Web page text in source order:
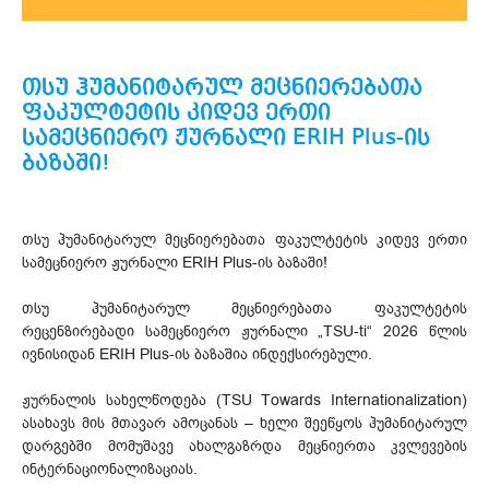
თსუ ჰუმანიტარულ მეცნიერებათა
ფაკულტეტის კიდევ ერთი
სამეცნიერო ჟურნალი ERIH Plus-ის
ბაზაში!
თსუ ჰუმანიტარულ მეცნიერებათა ფაკულტეტის კიდევ ერთი
სამეცნიერო ჟურნალი ERIH Plus-ის ბაზაში!
თსუ ჰუმანიტარულ მეცნიერებათა ფაკულტეტის
რეცენზირებადი სამეცნიერო ჟურნალი „TSU-ti“ 2026 წლის
ივნისიდან ERIH Plus-ის ბაზაშია ინდექსირებული.
ჟურნალის სახელწოდება (TSU Towards Internationalization)
ასახავს მის მთავარ ამოცანას – ხელი შეეწყოს ჰუმანიტარულ
დარგებში მომუშავე ახალგაზრდა მეცნიერთა კვლევების
ინტერნაციონალიზაციას.